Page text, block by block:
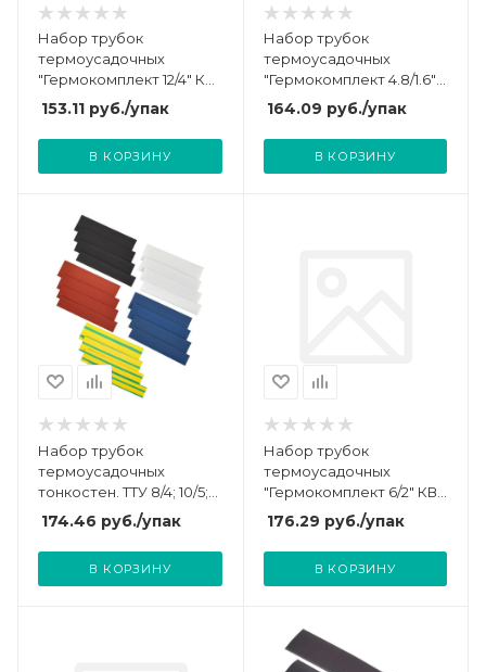
Набор трубок
термоусадочных
"Гермокомплект 12/4" КВТ
73660
153.11 руб./упак
В КОРЗИНУ
Набор трубок
термоусадочных
"Гермокомплект 4.8/1.6"
КВТ 73657
164.09 руб./упак
В КОРЗИНУ
Набор трубок
термоусадочных
тонкостен. ТТУ 8/4; 10/5;
12/6; 14/7 (ЖЗ; С; К; Ч)
20х8см разноцвет. IEK
UDRS-D8-D14-10-1
174.46 руб./упак
В КОРЗИНУ
Набор трубок
термоусадочных
"Гермокомплект 6/2" КВТ
73658
176.29 руб./упак
В КОРЗИНУ